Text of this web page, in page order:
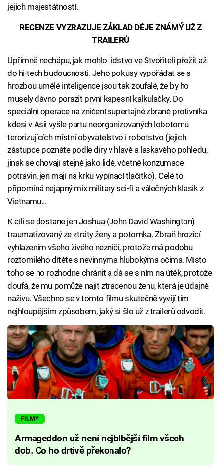
jejich majestátností.
RECENZE VYZRAZUJE ZÁKLAD DĚJE ZNÁMÝ UŽ Z
TRAILERŮ
Upřímně nechápu, jak mohlo lidstvo ve Stvořiteli přežít až
do hi-tech budoucnosti. Jeho pokusy vypořádat se s
hrozbou umělé inteligence jsou tak zoufalé, že by ho
musely dávno porazit první kapesní kalkulačky. Do
speciální operace na zničení supertajné zbraně protivníka
kdesi v Asii vyšle partu neorganizovaných lobotomů
terorizujících místní obyvatelstvo i robotstvo (jejich
zástupce poznáte podle díry v hlavě a laskavého pohledu,
jinak se chovají stejně jako lidé, včetně konzumace
potravin, jen mají na krku vypínací tlačítko). Celé to
připomíná nejapný mix military sci-fi a válečných klasik z
Vietnamu...
K cíli se dostane jen Joshua (John David Washington)
traumatizovaný ze ztráty ženy a potomka. Zbraň hrozící
vyhlazením všeho živého nezničí, protože má podobu
roztomilého dítěte s nevinnýma hlubokýma očima. Místo
toho se ho rozhodne chránit a dá se s ním na útěk, protože
doufá, že mu pomůže najít ztracenou ženu, která je údajně
naživu. Všechno se v tomto filmu skutečně vyvíjí tím
nejhloupějším způsobem, jaký si šlo už z trailerů odvodit.
FILMY
Armageddon už není nejblbější film všech
dob. Co ho drtivě překonalo?